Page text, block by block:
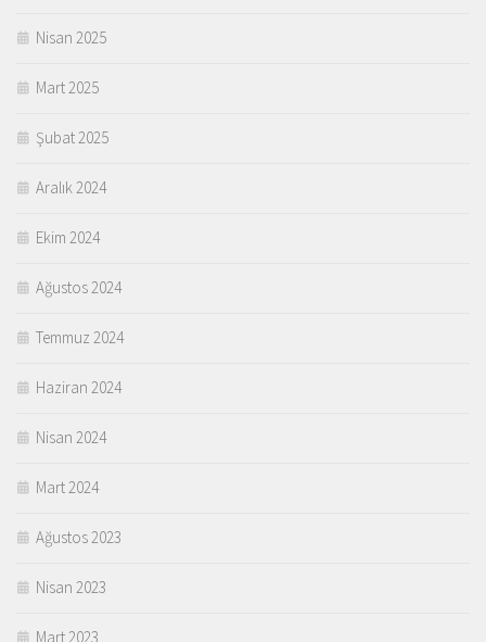
Nisan 2025
Mart 2025
Şubat 2025
Aralık 2024
Ekim 2024
Ağustos 2024
Temmuz 2024
Haziran 2024
Nisan 2024
Mart 2024
Ağustos 2023
Nisan 2023
Mart 2023